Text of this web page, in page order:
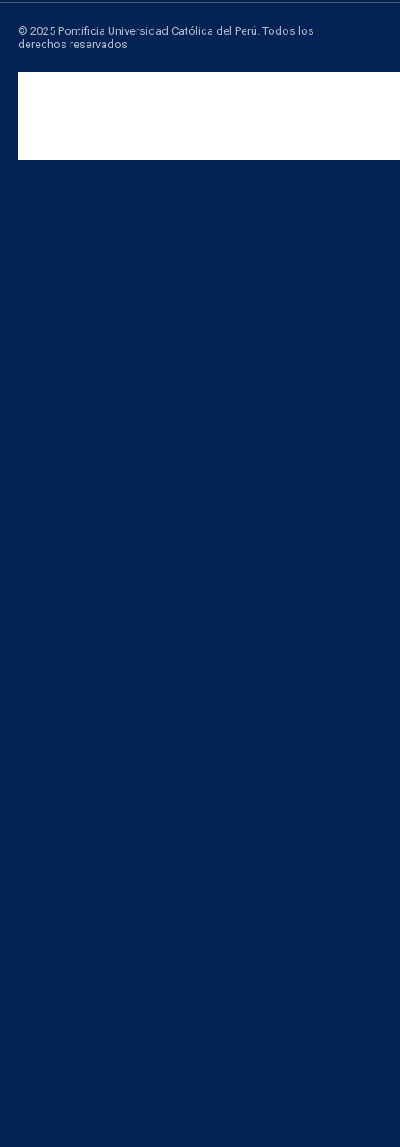
© 2025 Pontificia Universidad Católica del Perú. Todos los
derechos reservados.